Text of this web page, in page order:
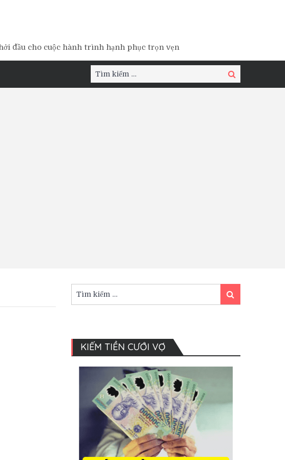
đầu cho cuộc hành trình hạnh phục trọn vẹn
Tìm
kiếm:
Tìm
kiếm
kiếm:
Tìm
kiếm
KIẾM TIỀN CƯỚI VỢ